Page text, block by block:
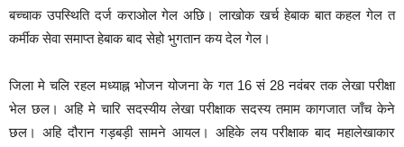
बच्चाक उपस्थिति दर्ज कराओल गेल अछि। लाखोक खर्च हेबाक बात कहल गेल त
कर्मीक सेवा समाप्त हेबाक बाद सेहो भुगतान कय देल गेल।
जिला मे चलि रहल मध्याह्न भोजन योजना के गत 16 सं 28 नवंबर तक लेखा परीक्षा
भेल छल। अहि मे चारि सदस्यीय लेखा परीक्षाक सदस्य तमाम कागजात जाँच केने
छल। अहि दौरान गड़बड़ी सामने आयल। अहिके लय परीक्षाक बाद महालेखाकार